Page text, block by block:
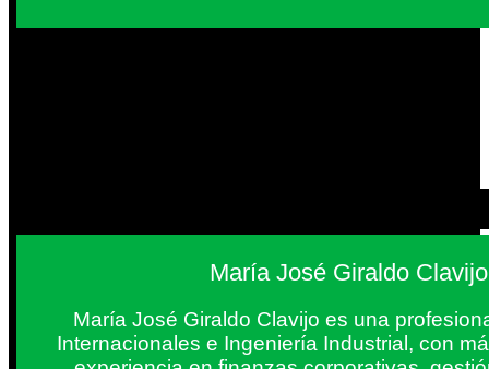
María José Giraldo Clavijo
María José Giraldo Clavijo es una
Internacionales e Ingeniería Industrial, con